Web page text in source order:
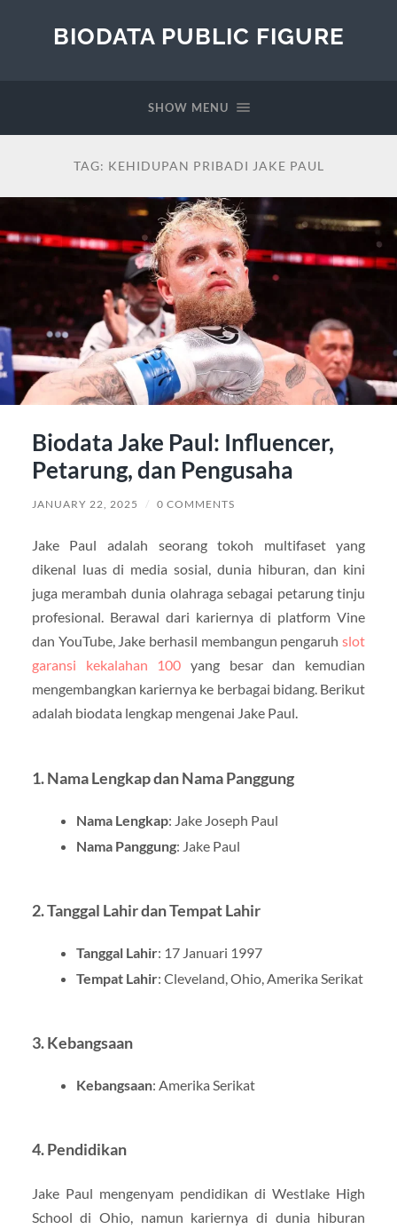
BIODATA PUBLIC FIGURE
SHOW MENU
TAG: KEHIDUPAN PRIBADI JAKE PAUL
Biodata Jake Paul: Influencer,
Petarung, dan Pengusaha
JANUARY 22, 2025 / 0 COMMENTS
Jake Paul adalah seorang tokoh multifaset yang
dikenal luas di media sosial, dunia hiburan, dan kini
juga merambah dunia olahraga sebagai petarung tinju
profesional. Berawal dari kariernya di platform Vine
dan YouTube, Jake berhasil membangun pengaruhslot
garansi kekalahan 100 yang besar dan kemudian
mengembangkan kariernya ke berbagai bidang. Berikut
adalah biodata lengkap mengenai Jake Paul.
1.Nama Lengkap dan Nama Panggung
Nama Lengkap: Jake Joseph Paul
Nama Panggung: Jake Paul
2.Tanggal Lahir dan Tempat Lahir
Tanggal Lahir: 17 Januari 1997
Tempat Lahir: Cleveland, Ohio, Amerika Serikat
3.Kebangsaan
Kebangsaan: Amerika Serikat
4.Pendidikan
Jake Paul mengenyam pendidikan di Westlake High
School di Ohio, namun kariernya di dunia hiburan